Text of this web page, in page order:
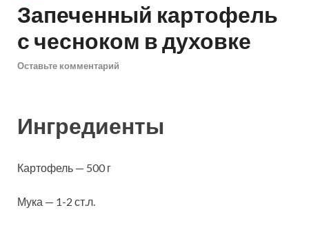
Запеченный картофель
с чесноком в духовке
Оставьте комментарий
Ингредиенты
Картофель — 500 г
Мука — 1-2 ст.л.